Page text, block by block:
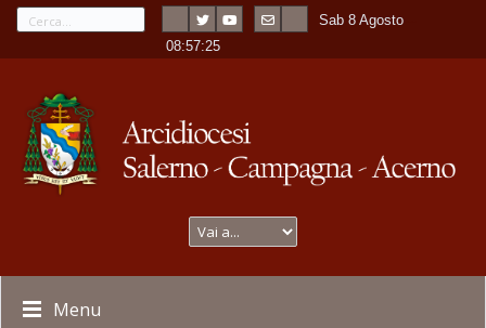
Sab 8 Agosto
-08:57:25
Menu